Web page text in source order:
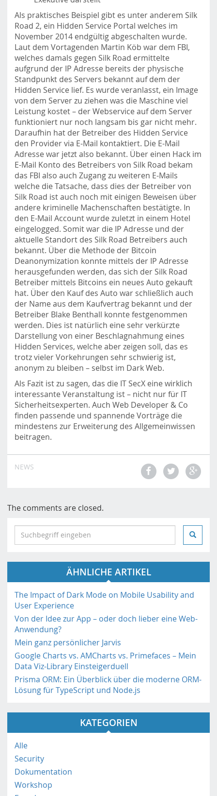
Als praktisches Beispiel gibt es unter anderem Silk
Road 2, ein Hidden Service Portal welches im
November 2014 endgültig abgeschalten wurde.
Laut dem Vortagenden Martin Köb war dem FBI,
welches damals gegen Silk Road ermittelte
aufgrund der IP Adresse bereits der physische
Standpunkt des Servers bekannt auf dem der
Hidden Service lief. Es wurde veranlasst, ein Image
von dem Server zu ziehen was die Maschine viel
Leistung kostet – der Webservice auf dem Server
funktioniert nur noch langsam bis gar nicht mehr.
Daraufhin hat der Betreiber des Hidden Service
den Provider via E-Mail kontaktiert. Die E-Mail
Adresse war jetzt also bekannt. Über einen Hack im
E-Mail Konto des Betreibers von Silk Road bekam
das FBI also auch Zugang zu weiteren E-Mails
welche die Tatsache, dass dies der Betreiber von
Silk Road ist auch noch mit einigen Beweisen über
andere kriminelle Machenschaften bestätigte. In
den E-Mail Account wurde zuletzt in einem Hotel
eingelogged. Somit war die IP Adresse und der
aktuelle Standort des Silk Road Betreibers auch
bekannt. Über die Methode der Bitcoin
Deanonymization konnte mittels der IP Adresse
herausgefunden werden, das sich der Silk Road
Betreiber mittels Bitcoins ein neues Auto gekauft
hat. Über den Kauf des Auto war schließlich auch
der Name aus dem Kaufvertrag bekannt und der
Betreiber Blake Benthall konnte festgenommen
werden. Dies ist natürlich eine sehr verkürzte
Darstellung von einer Beschlagnahmung eines
Hidden Services, welche aber zeigen soll, das es
trotz vieler Vorkehrungen sehr schwierig ist,
anonym zu bleiben – selbst im Dark Web.
Als Fazit ist zu sagen, das die IT SecX eine wirklich
interessante Veranstaltung ist – nicht nur für IT
Sicherheitsexperten. Auch Web Developer & Co
finden passende und spannende Vorträge die
mindestens zur Erweiterung des Allgemeinwissen
beitragen.
NEWS
The comments are closed.
r
h
i
n
h
t
t
p
s
:
/
/
o
i
l
e
f
h
ÄHNLICHE ARTIKEL
The Impact of Dark Mode on Mobile Usability and
User Experience
Von der Idee zur App – oder doch lieber eine Web-
Anwendung?
Mein ganz persönlicher Jarvis
Google Charts vs. AMCharts vs. Primefaces – Mein
Data Viz-Library Einsteigerduell
Prisma ORM: Ein Überblick über die moderne ORM-
Lösung für TypeScript und Node.js
KATEGORIEN
Alle
Security
Dokumentation
Workshop